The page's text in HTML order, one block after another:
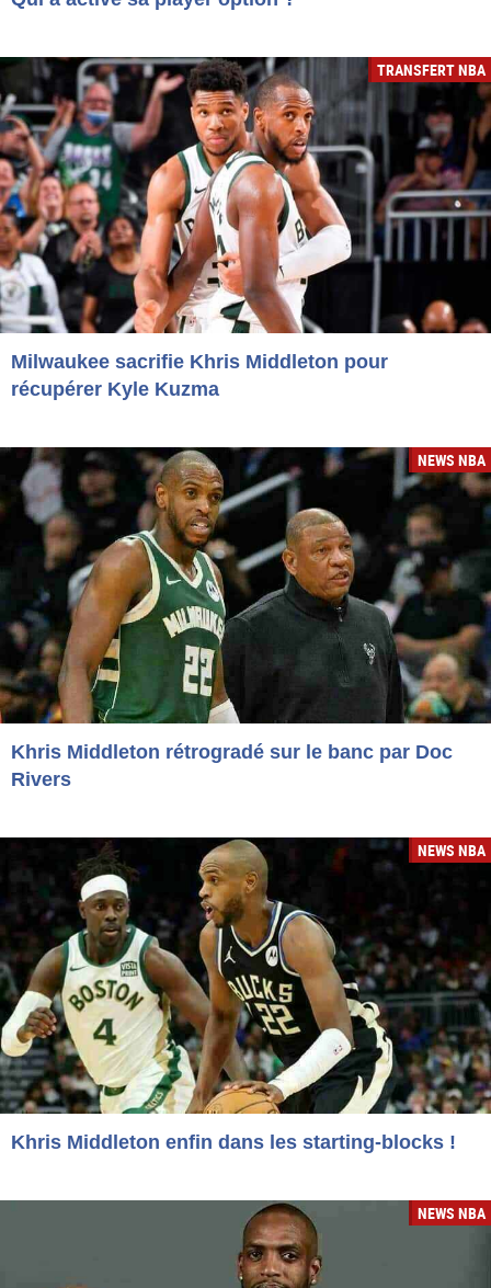
TRANSFERT NBA
Milwaukee sacrifie Khris Middleton pour
récupérer Kyle Kuzma
NEWS NBA
Khris Middleton rétrogradé sur le banc par Doc
Rivers
NEWS NBA
Khris Middleton enfin dans les starting-blocks !
NEWS NBA